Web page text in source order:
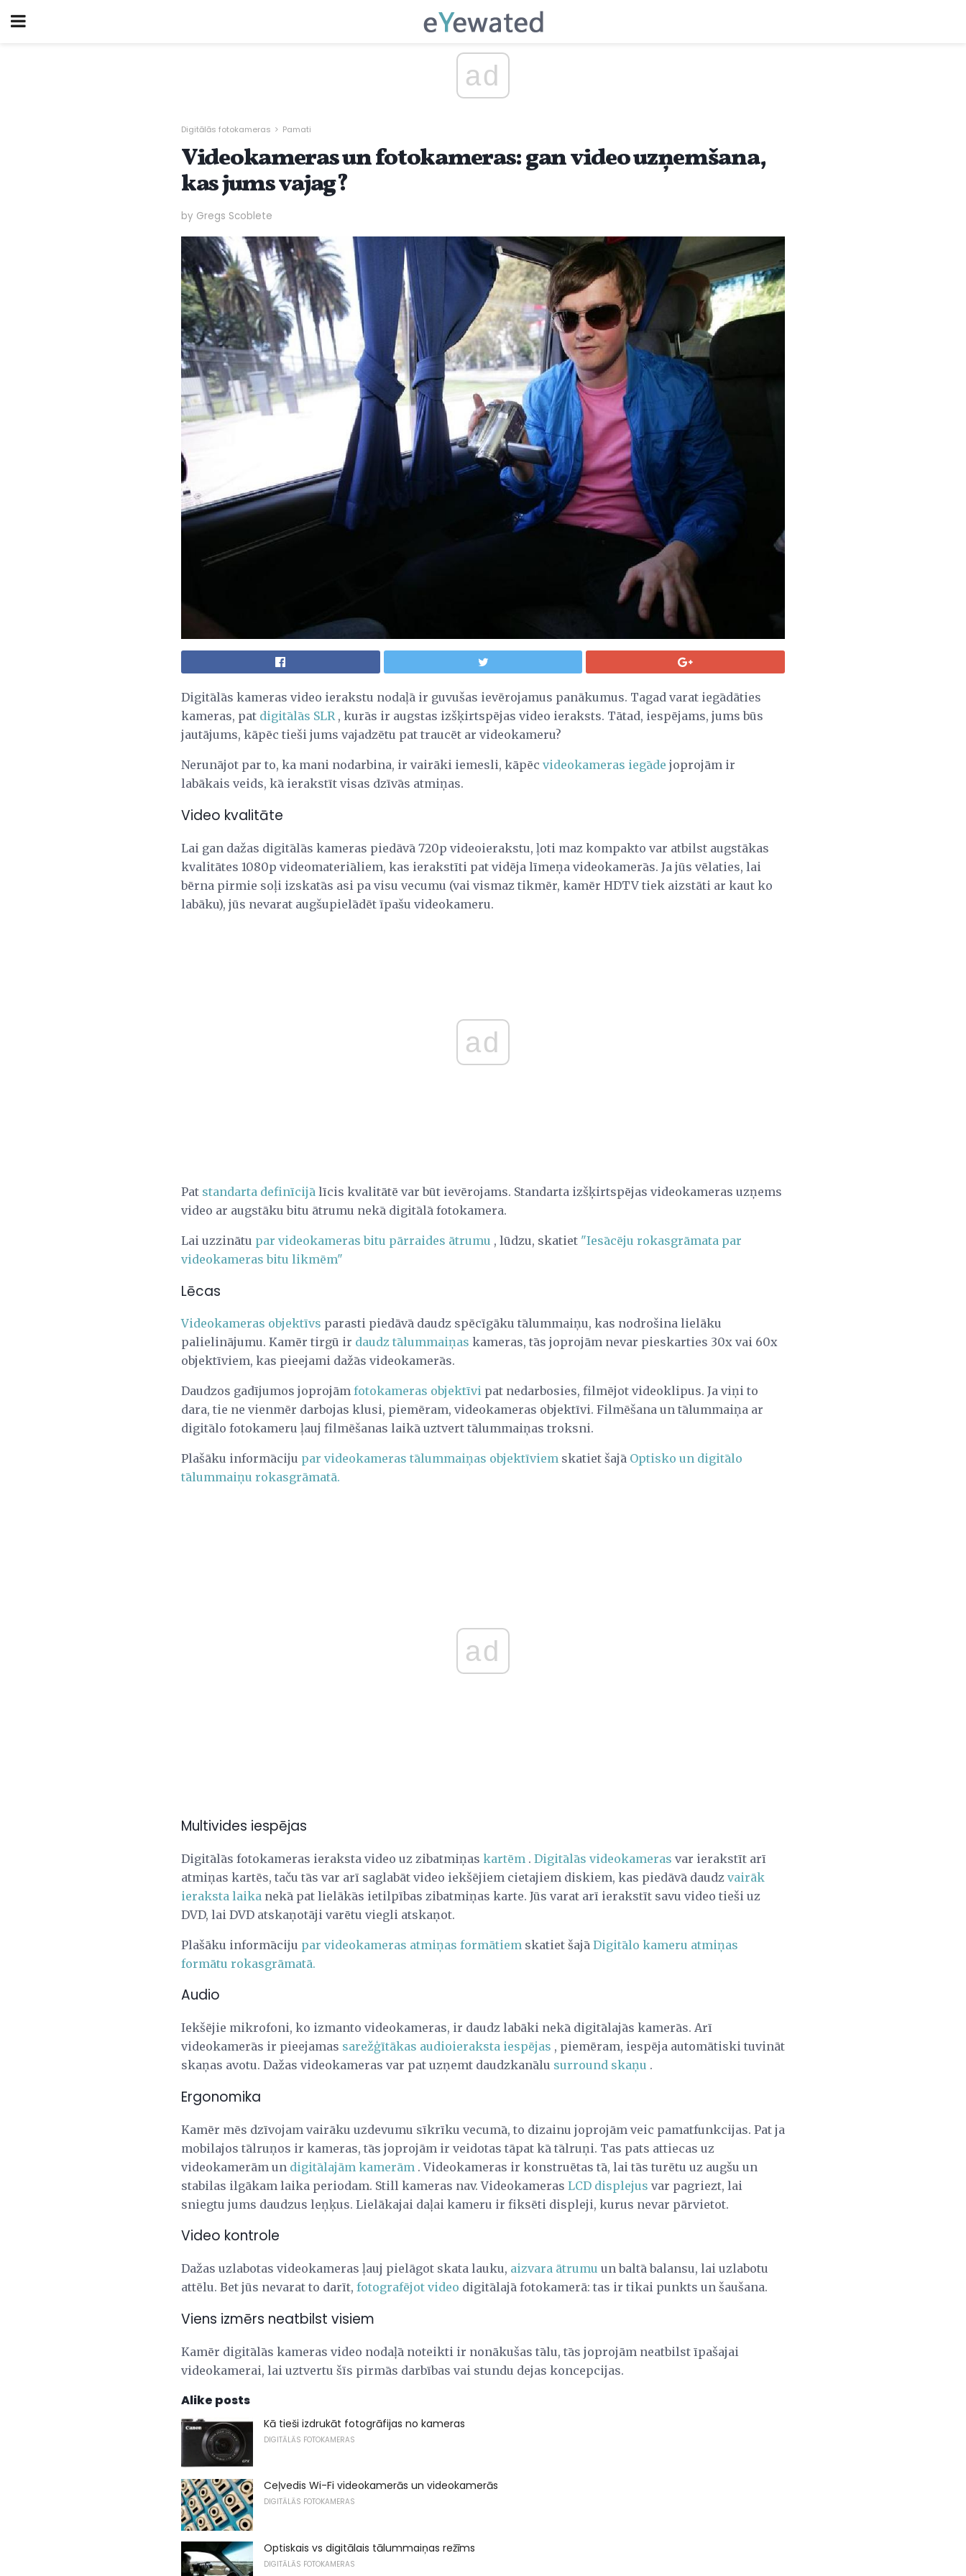
ad
Digitālās fotokameras Pamati
Videokameras un fotokameras: gan video uzņemšana,
kas jums vajag?
by Gregs Scoblete
Digitālās kameras video ierakstu nodaļā ir guvušas ievērojamus panākumus. Tagad varat iegādāties
kameras, pat digitālās SLR, kurās ir augstas izšķirtspējas video ieraksts. Tātad, iespējams, jums būs
jautājums, kāpēc tieši jums vajadzētu pat traucēt ar videokameru?
Nerunājot par to, ka mani nodarbina, ir vairāki iemesli, kāpēc videokameras iegāde joprojām ir
labākais veids, kā ierakstīt visas dzīvās atmiņas.
Video kvalitāte
Lai gan dažas digitālās kameras piedāvā 720p videoierakstu, ļoti maz kompakto var atbilst augstākas
kvalitātes 1080p videomateriāliem, kas ierakstīti pat vidēja līmeņa videokamerās. Ja jūs vēlaties, lai
bērna pirmie soļi izskatās asi pa visu vecumu (vai vismaz tikmēr, kamēr HDTV tiek aizstāti ar kaut ko
labāku), jūs nevarat augšupielādēt īpašu videokameru.
ad
Pat standarta definīcijā līcis kvalitātē var būt ievērojams. Standarta izšķirtspējas videokameras uzņems
video ar augstāku bitu ātrumu nekā digitālā fotokamera.
Lai uzzinātu par videokameras bitu pārraides ātrumu , lūdzu, skatiet "Iesācēju rokasgrāmata par
videokameras bitu likmēm"
Lēcas
Videokameras objektīvs parasti piedāvā daudz spēcīgāku tālummaiņu, kas nodrošina lielāku
palielinājumu. Kamēr tirgū ir daudz tālummaiņas kameras, tās joprojām nevar pieskarties 30x vai 60x
objektīviem, kas pieejami dažās videokamerās.
Daudzos gadījumos joprojām fotokameras objektīvi pat nedarbosies, filmējot videoklipus. Ja viņi to
dara, tie ne vienmēr darbojas klusi, piemēram, videokameras objektīvi. Filmēšana un tālummaiņa ar
digitālo fotokameru ļauj filmēšanas laikā uztvert tālummaiņas troksni.
Plašāku informāciju par videokameras tālummaiņas objektīviem skatiet šajā Optisko un digitālo
tālummaiņu rokasgrāmatā.
ad
Multivides iespējas
Digitālās fotokameras ieraksta video uz zibatmiņas kartēm . Digitālās videokameras var ierakstīt arī
atmiņas kartēs, taču tās var arī saglabāt video iekšējiem cietajiem diskiem, kas piedāvā daudz vairāk
ieraksta laika nekā pat lielākās ietilpības zibatmiņas karte. Jūs varat arī ierakstīt savu video tieši uz
DVD, lai DVD atskaņotāji varētu viegli atskaņot.
Plašāku informāciju par videokameras atmiņas formātiem skatiet šajā Digitālo kameru atmiņas
formātu rokasgrāmatā.
Audio
Iekšējie mikrofoni, ko izmanto videokameras, ir daudz labāki nekā digitālajās kamerās. Arī
videokamerās ir pieejamas sarežģītākas audioieraksta iespējas , piemēram, iespēja automātiski tuvināt
skaņas avotu. Dažas videokameras var pat uzņemt daudzkanālu surround skaņu .
Ergonomika
Kamēr mēs dzīvojam vairāku uzdevumu sīkrīku vecumā, to dizainu joprojām veic pamatfunkcijas. Pat ja
mobilajos tālruņos ir kameras, tās joprojām ir veidotas tāpat kā tālruņi. Tas pats attiecas uz
videokamerām un digitālajām kamerām . Videokameras ir konstruētas tā, lai tās turētu uz augšu un
stabilas ilgākam laika periodam. Still kameras nav. Videokameras LCD displejus var pagriezt, lai
sniegtu jums daudzus leņķus. Lielākajai daļai kameru ir fiksēti displeji, kurus nevar pārvietot.
Video kontrole
Dažas uzlabotas videokameras ļauj pielāgot skata lauku, aizvara ātrumu un baltā balansu, lai uzlabotu
attēlu. Bet jūs nevarat to darīt, fotografējot video digitālajā fotokamerā: tas ir tikai punkts un šaušana.
Viens izmērs neatbilst visiem
Kamēr digitālās kameras video nodaļā noteikti ir nonākušas tālu, tās joprojām neatbilst īpašajai
videokamerai, lai uztvertu šīs pirmās darbības vai stundu dejas koncepcijas.
Alike posts
Kā tieši izdrukāt fotogrāfijas no kameras
DIGITĀLĀS FOTOKAMERAS
Ceļvedis Wi-Fi videokamerās un videokamerās
DIGITĀLĀS FOTOKAMERAS
Optiskais vs digitālais tālummaiņas režīms
DIGITĀLĀS FOTOKAMERAS